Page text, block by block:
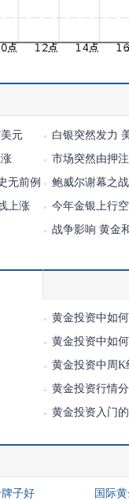
元
白银突然发力
市场突然由押
无前例
鲍威尔谢幕之
涨
上涨
今年金银上行
行战争影响 黄金
黄金投资中如
黄金投资中如
黄金投资中周K
黄金投资行情
黄金投资入门
金投资 黄金